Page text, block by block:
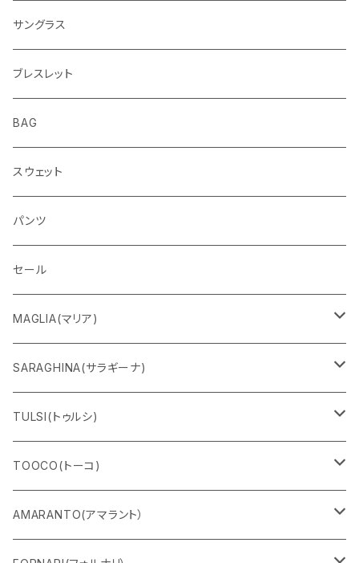
ETERNAL
サングラス
ブレスレット
BAG
スウェット
パンツ
セール
MAGLIA(マリア)
Ｔシャツ
スウェット
ロングＴシャツ
パンツ
SARAGHINA(サラギーナ)
サングラス
メガネフレーム
マスク
TULSI(トゥルシ)
ブレスレット
リング
TOOCO(トーコ)
シャルパベスト
AMARANTO(アマラント）